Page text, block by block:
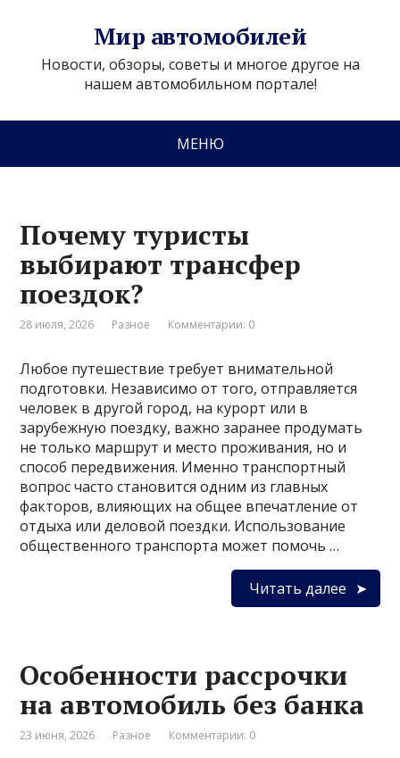
Мир автомобилей
Новости, обзоры, советы и многое другое на
нашем автомобильном портале!
МЕНЮ
Почему туристы
выбирают трансфер
поездок?
28 июля, 2026 Разное Комментарии: 0
Любое путешествие требует внимательной
подготовки. Независимо от того, отправляется
человек в другой город, на курорт или в
зарубежную поездку, важно заранее продумать
не только маршрут и место проживания, но и
способ передвижения. Именно транспортный
вопрос часто становится одним из главных
факторов, влияющих на общее впечатление от
отдыха или деловой поездки. Использование
общественного транспорта может помочь …
Читать далее
Особенности рассрочки
на автомобиль без банка
23 июня, 2026 Разное Комментарии: 0